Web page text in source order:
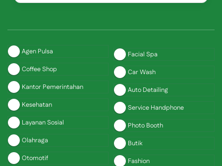
Agen Pulsa
Coffee Shop
Kantor Pemerintahan
Kesehatan
Layanan Sosial
Olahraga
Otomotif
Facial Spa
Car Wash
Auto Detailing
Service Handphone
Photo Booth
Butik
Fashion